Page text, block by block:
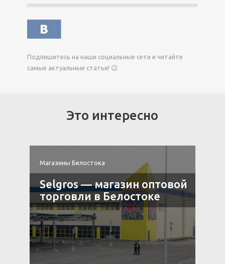
Подпишитесь на наши социальные сети и читайте
самые актуальные статьи! 😉
Это интересно
Магазины Белостока
Selgros — магазин оптовой
торговли в Белостоке